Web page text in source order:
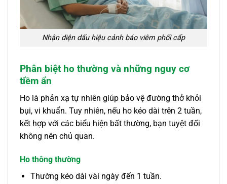
Nhận diện dấu hiệu cảnh báo viêm phổi cấp
Phân biệt ho thường và những nguy cơ
tiềm ẩn
Ho là phản xạ tự nhiên giúp bảo vệ đường thở khỏi
bụi, vi khuẩn. Tuy nhiên, nếu ho kéo dài trên 2 tuần,
kết hợp với các biểu hiện bất thường, bạn tuyệt đối
không nên chủ quan.
Ho thông thường
Thường kéo dài vài ngày đến 1 tuần.